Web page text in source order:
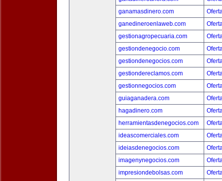
ganamasdinero.com
ganedineroenlaweb.com
gestionagropecuaria.com
gestiondenegocio.com
gestiondenegocios.com
gestiondereclamos.com
gestionnegocios.com
guiaganadera.com
hagadinero.com
herramientasdenegocios.com
ideascomerciales.com
ideiasdenegocios.com
imagenynegocios.com
impresiondebolsas.com